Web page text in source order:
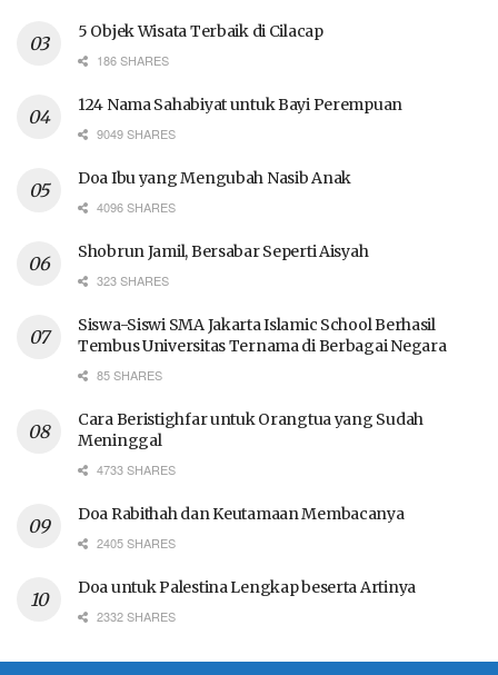
5 Objek Wisata Terbaik di Cilacap
186 SHARES
124 Nama Sahabiyat untuk Bayi Perempuan
9049 SHARES
Doa Ibu yang Mengubah Nasib Anak
4096 SHARES
Shobrun Jamil, Bersabar Seperti Aisyah
323 SHARES
Siswa-Siswi SMA Jakarta Islamic School Berhasil
Tembus Universitas Ternama di Berbagai Negara
85 SHARES
Cara Beristighfar untuk Orangtua yang Sudah
Meninggal
4733 SHARES
Doa Rabithah dan Keutamaan Membacanya
2405 SHARES
Doa untuk Palestina Lengkap beserta Artinya
2332 SHARES